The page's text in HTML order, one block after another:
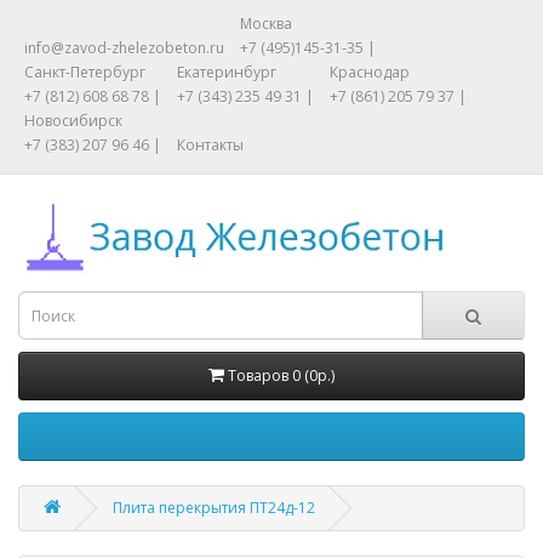
info@zavod-zhelezobeton.ru
Москва
+7 (495)145-31-35 |
Санкт-Петербург
+7 (812) 608 68 78 |
Екатеринбург
+7 (343) 235 49 31 |
Краснодар
+7 (861) 205 79 37 |
Новосибирск
+7 (383) 207 96 46 |
Контакты
Товаров 0 (0р.)
Плита перекрытия ПТ24д-12